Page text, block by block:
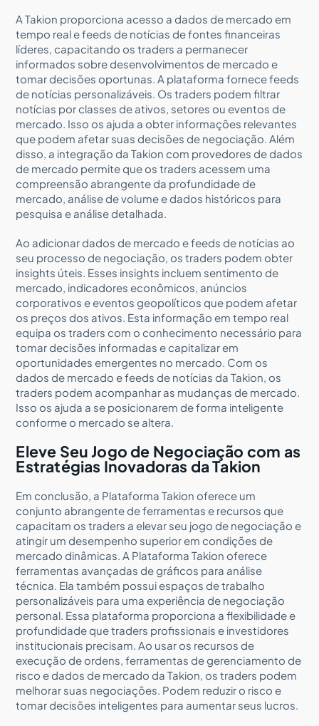
A Takion proporciona acesso a dados de mercado em
tempo real e feeds de notícias de fontes financeiras
líderes, capacitando os traders a permanecer
informados sobre desenvolvimentos de mercado e
tomar decisões oportunas. A plataforma fornece feeds
de notícias personalizáveis. Os traders podem filtrar
notícias por classes de ativos, setores ou eventos de
mercado. Isso os ajuda a obter informações relevantes
que podem afetar suas decisões de negociação. Além
disso, a integração da Takion com provedores de dados
de mercado permite que os traders acessem uma
compreensão abrangente da profundidade de
mercado, análise de volume e dados históricos para
pesquisa e análise detalhada.
Ao adicionar dados de mercado e feeds de notícias ao
seu processo de negociação, os traders podem obter
insights úteis. Esses insights incluem sentimento de
mercado, indicadores econômicos, anúncios
corporativos e eventos geopolíticos que podem afetar
os preços dos ativos. Esta informação em tempo real
equipa os traders com o conhecimento necessário para
tomar decisões informadas e capitalizar em
oportunidades emergentes no mercado. Com os
dados de mercado e feeds de notícias da Takion, os
traders podem acompanhar as mudanças de mercado.
Isso os ajuda a se posicionarem de forma inteligente
conforme o mercado se altera.
Eleve Seu Jogo de Negociação com as
Estratégias Inovadoras da Takion
Em conclusão, a Plataforma Takion oferece um
conjunto abrangente de ferramentas e recursos que
capacitam os traders a elevar seu jogo de negociação e
atingir um desempenho superior em condições de
mercado dinâmicas. A Plataforma Takion oferece
ferramentas avançadas de gráficos para análise
técnica. Ela também possui espaços de trabalho
personalizáveis para uma experiência de negociação
personal. Essa plataforma proporciona a flexibilidade e
profundidade que traders profissionais e investidores
institucionais precisam. Ao usar os recursos de
execução de ordens, ferramentas de gerenciamento de
risco e dados de mercado da Takion, os traders podem
melhorar suas negociações. Podem reduzir o risco e
tomar decisões inteligentes para aumentar seus lucros.